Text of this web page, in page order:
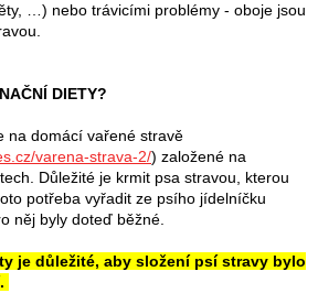
…) nebo trávicími problémy - oboje jsou
DIETY?
na domácí vařené stravě
varena-strava-2/) založené na
Důležité je krmit psa stravou, kterou
potřeba vyřadit ze psího jídelníčku
něj byly doteď běžné.
je důležité, aby složení psí stravy bylo